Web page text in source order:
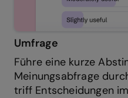
Umfrage
Führe eine kurze
Meinungsabfrage
triff Entscheidungen